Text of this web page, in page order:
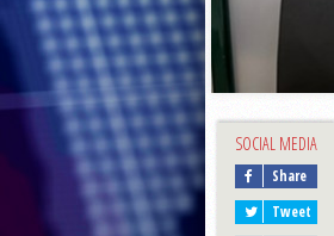
SOCIAL MEDIA
Share
Tweet